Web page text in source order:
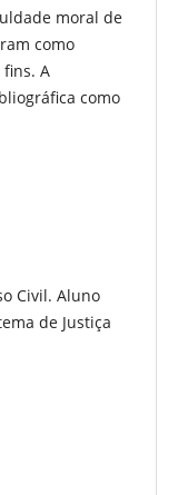
moral de
como
A
como
Civil. Aluno
de Justiça